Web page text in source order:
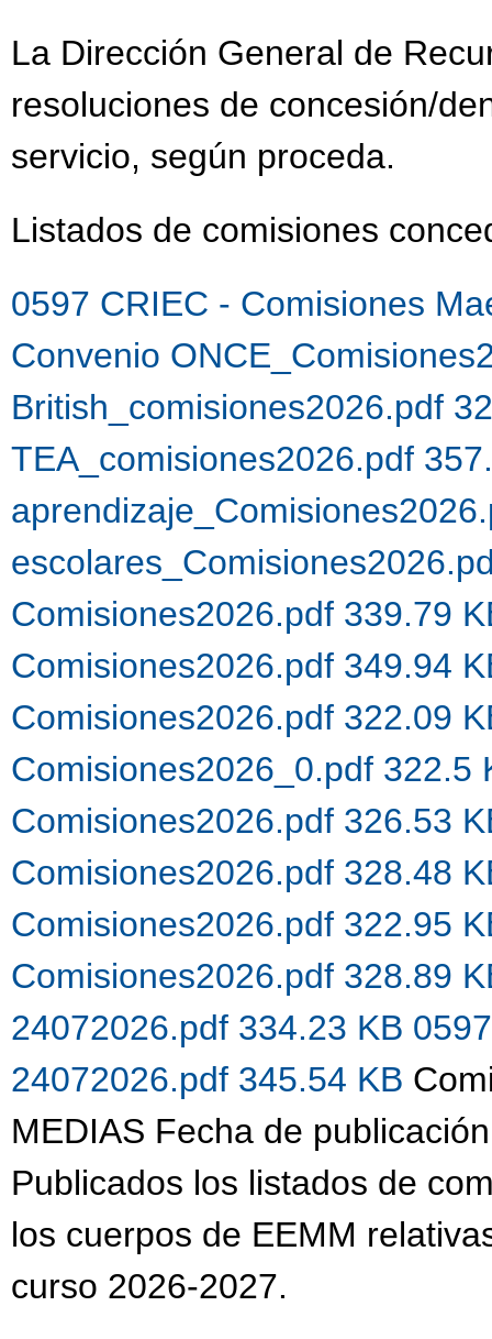
La Dirección General de
resoluciones de concesión/
servicio, según proceda.
Listados de comisiones
0597 CRIEC - Comisiones
Convenio
British_comisiones2026.pdf
TEA_comisiones2026.pdf
Comisiones2026.pdf 339.79
Comisiones2026.pdf 349.94
Comisiones2026.pdf 322.09
Comisiones2026_0.pdf 322.5
Comisiones2026.pdf 326.53
Comisiones2026.pdf 328.48
Comisiones2026.pdf 322.95
Comisiones2026.pdf 328.89
24072026.pdf 334.23 KB
24072026.pdf 345.54 KB
MEDIAS Fecha de
Publicados los listados de
los cuerpos de EEMM
curso 2026-2027.